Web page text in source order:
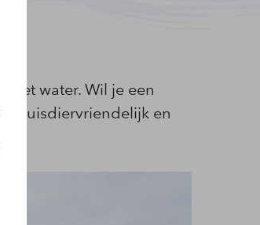
het water. Wil je een
Huisdiervriendelijk en